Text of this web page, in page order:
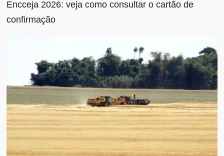
Encceja 2026: veja como consultar o cartão de
confirmação